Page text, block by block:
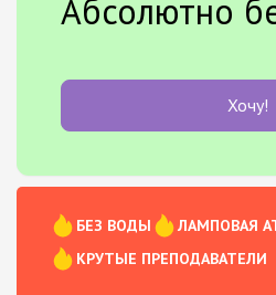
Абсолютно
Хочу!
БЕЗ ВОДЫ
ЛАМПОВАЯ
КРУТЫЕ ПРЕПОДАВАТЕЛИ